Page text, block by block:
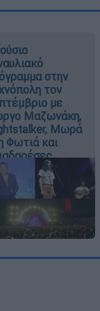
στην
τον
με
Μαζωνάκη,
Μωρά
Φωτιά και